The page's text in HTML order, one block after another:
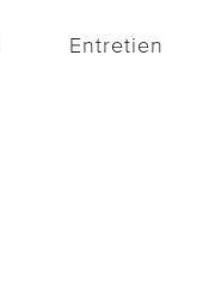
Entretien